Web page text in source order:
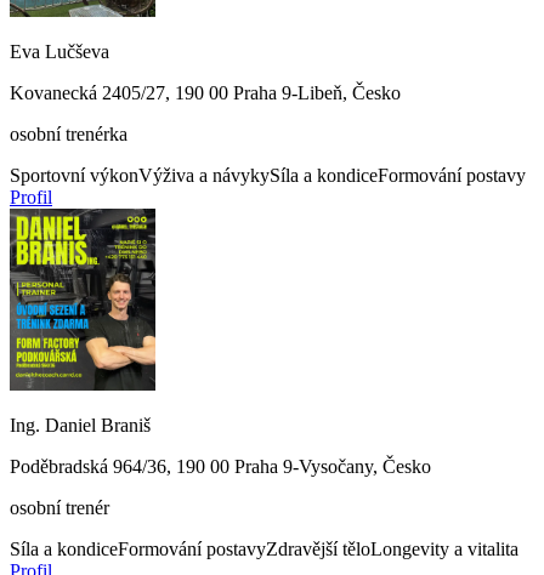
Eva Lučševa
Kovanecká 2405/27, 190 00 Praha 9-Libeň, Česko
osobní trenérka
Sportovní výkonVýživa a návykySíla a kondiceFormování postavy
Profil
Ing. Daniel Braniš
Poděbradská 964/36, 190 00 Praha 9-Vysočany, Česko
osobní trenér
Síla a kondiceFormování postavyZdravější těloLongevity a vitalita